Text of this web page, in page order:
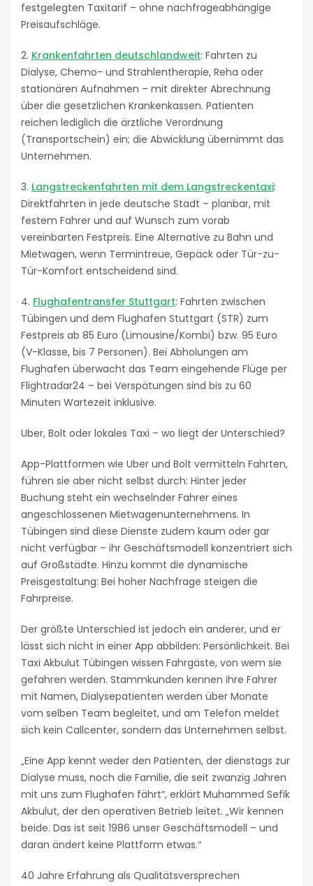
festgelegten Taxitarif – ohne nachfrageabhängige
Preisaufschläge.
2. Krankenfahrten deutschlandweit: Fahrten zu
Dialyse, Chemo- und Strahlentherapie, Reha oder
stationären Aufnahmen – mit direkter Abrechnung
über die gesetzlichen Krankenkassen. Patienten
reichen lediglich die ärztliche Verordnung
(Transportschein) ein; die Abwicklung übernimmt das
Unternehmen.
3. Langstreckenfahrten mit dem Langstreckentaxi:
Direktfahrten in jede deutsche Stadt – planbar, mit
festem Fahrer und auf Wunsch zum vorab
vereinbarten Festpreis. Eine Alternative zu Bahn und
Mietwagen, wenn Termintreue, Gepäck oder Tür-zu-
Tür-Komfort entscheidend sind.
4. Flughafentransfer Stuttgart: Fahrten zwischen
Tübingen und dem Flughafen Stuttgart (STR) zum
Festpreis ab 85 Euro (Limousine/Kombi) bzw. 95 Euro
(V-Klasse, bis 7 Personen). Bei Abholungen am
Flughafen überwacht das Team eingehende Flüge per
Flightradar24 – bei Verspätungen sind bis zu 60
Minuten Wartezeit inklusive.
Uber, Bolt oder lokales Taxi – wo liegt der Unterschied?
App-Plattformen wie Uber und Bolt vermitteln Fahrten,
führen sie aber nicht selbst durch: Hinter jeder
Buchung steht ein wechselnder Fahrer eines
angeschlossenen Mietwagenunternehmens. In
Tübingen sind diese Dienste zudem kaum oder gar
nicht verfügbar – ihr Geschäftsmodell konzentriert sich
auf Großstädte. Hinzu kommt die dynamische
Preisgestaltung: Bei hoher Nachfrage steigen die
Fahrpreise.
Der größte Unterschied ist jedoch ein anderer, und er
lässt sich nicht in einer App abbilden: Persönlichkeit. Bei
Taxi Akbulut Tübingen wissen Fahrgäste, von wem sie
gefahren werden. Stammkunden kennen ihre Fahrer
mit Namen, Dialysepatienten werden über Monate
vom selben Team begleitet, und am Telefon meldet
sich kein Callcenter, sondern das Unternehmen selbst.
„Eine App kennt weder den Patienten, der dienstags zur
Dialyse muss, noch die Familie, die seit zwanzig Jahren
mit uns zum Flughafen fährt“, erklärt Muhammed Sefik
Akbulut, der den operativen Betrieb leitet. „Wir kennen
beide. Das ist seit 1986 unser Geschäftsmodell – und
daran ändert keine Plattform etwas.“
40 Jahre Erfahrung als Qualitätsversprechen